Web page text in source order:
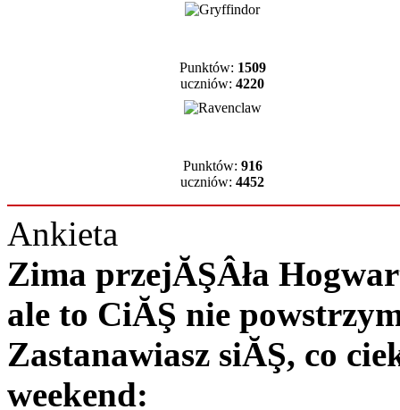
Punktów: 1509
uczniów: 4220
Punktów: 916
uczniów: 4452
Ankieta
Zima przejĂŞÂła
ale to CiĂŞ nie
Zastanawiasz siĂŞ, co
weekend: